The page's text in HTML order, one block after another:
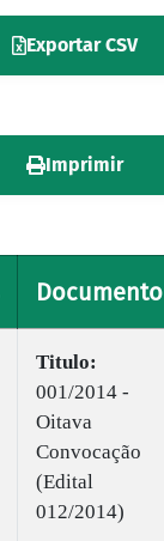
Exportar CSV
Imprimir
Documento
Titulo:
001/2014 -
Oitava
Convocação
(Edital
012/2014)